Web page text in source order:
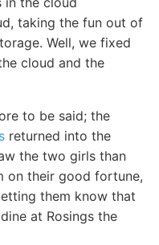
taking the fun out of
Well, we fixed
cloud and the
to be said; the
returned into the
the two girls than
on their good fortune,
them know that
at Rosings the